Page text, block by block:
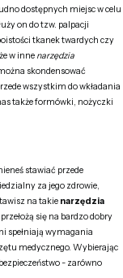
dostępnych miejsc w celu
on do tzw. palpacji
tkanek twardych czy
w inne narzędzia
skondensować
wszystkim do wkładania
także formówki, nożyczki
stawiać przede
za jego zdrowie,
na takie narzędzia
się na bardzo dobry
spełniają wymagania
medycznego. Wybierając
- zarówno